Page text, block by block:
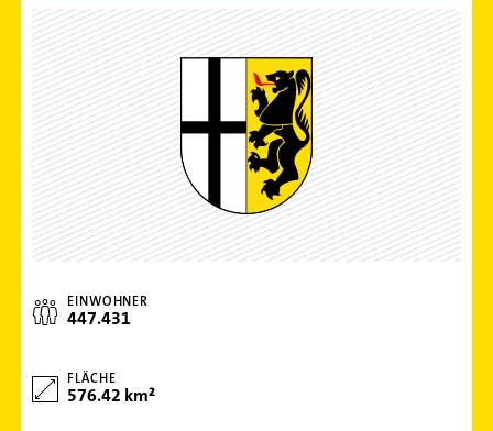
EINWOHNER
447.431
FLÄCHE
576.42 km²